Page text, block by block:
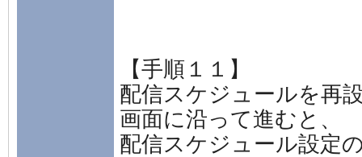
【手順１１】
配信スケジュールを再
画面に沿って進むと、
配信スケジュール設定